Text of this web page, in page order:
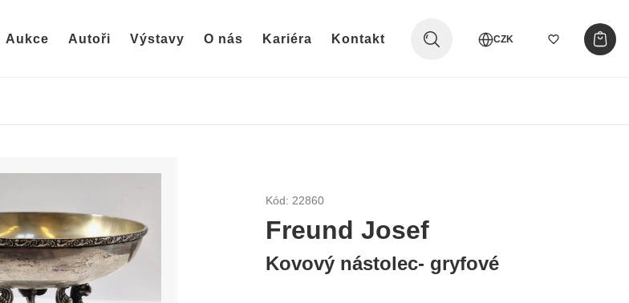
Aukce Autoři Výstavy O nás Kariéra Kontakt CZK
Kód: 22860
Freund Josef
Kovový nástolec- gryfové